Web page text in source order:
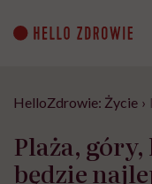
content
HelloZdrowie: Życie ›
Plaża,
będzie